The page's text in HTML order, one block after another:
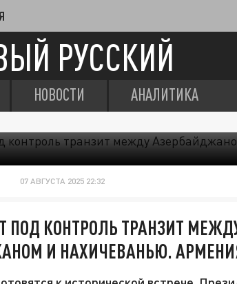
РУССКИЙ
НОВОСТИ АНАЛИТИКА
07 АВГУСТА 2025 22:32
ПОД КОНТРОЛЬ ТРАНЗИТ
И НАХИЧЕВАНЬЮ.